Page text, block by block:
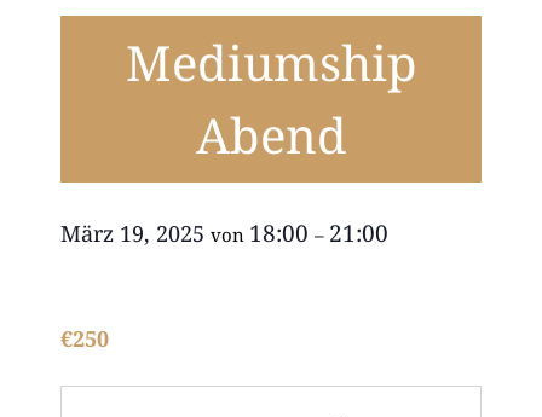
Mediumship
Abend
März 19, 2025 von 18:00 – 21:00
€250